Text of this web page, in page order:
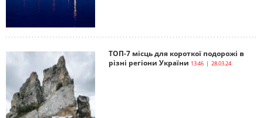
ТОП-7 місць для короткої подорожі в
різні регіони України 13:46 | 28.03.24